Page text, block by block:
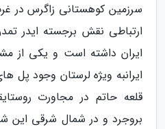
سرزمین کوهستانی زاگرس در
ارتباطی نقش برجسته ایدر
ایران داشته است و یکی از
ایرانبه ویژه لرستان وجود
قلعه حاتم در مجاورت
بروجرد و در شمال شرقی این